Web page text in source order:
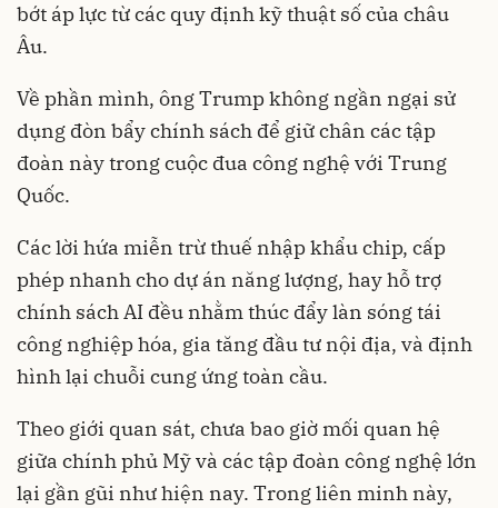
bớt áp lực từ các quy định kỹ thuật số của châu
Âu.
Về phần mình, ông Trump không ngần ngại sử
dụng đòn bẩy chính sách để giữ chân các tập
đoàn này trong cuộc đua công nghệ với Trung
Quốc.
Các lời hứa miễn trừ thuế nhập khẩu chip, cấp
phép nhanh cho dự án năng lượng, hay hỗ trợ
chính sách AI đều nhằm thúc đẩy làn sóng tái
công nghiệp hóa, gia tăng đầu tư nội địa, và định
hình lại chuỗi cung ứng toàn cầu.
Theo giới quan sát, chưa bao giờ mối quan hệ
giữa chính phủ Mỹ và các tập đoàn công nghệ lớn
lại gần gũi như hiện nay. Trong liên minh này,